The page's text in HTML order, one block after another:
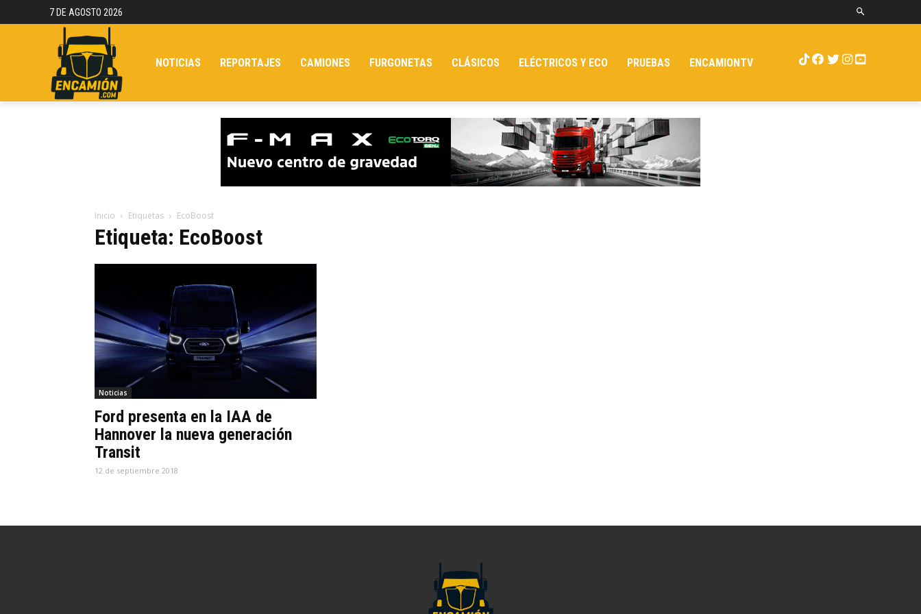
7 DE AGOSTO 2026
NOTICIAS REPORTAJES CAMIONES FURGONETAS CLÁSICOS ELÉCTRICOS Y ECO PRUEBAS ENCAMIONTV
Inicio Etiquetas EcoBoost
Etiqueta: EcoBoost
Noticias
Ford presenta en la IAA de
Hannover la nueva generación
Transit
12 de septiembre 2018